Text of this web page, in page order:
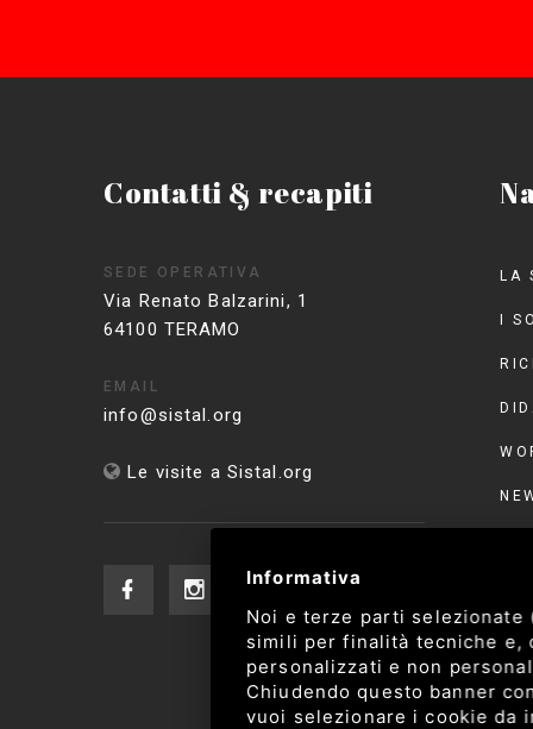
Contatti & recapiti
SEDE OPERATIVA
Via Renato Balzarini, 1
64100 TERAMO
EMAIL
info@sistal.org
Le visite a Sistal.org
LA
I
Informativa
Noi e terze parti selezionate
simili per finalità tecniche e,
personalizzati e non
Chiudendo questo banner
vuoi selezionare i cookie da